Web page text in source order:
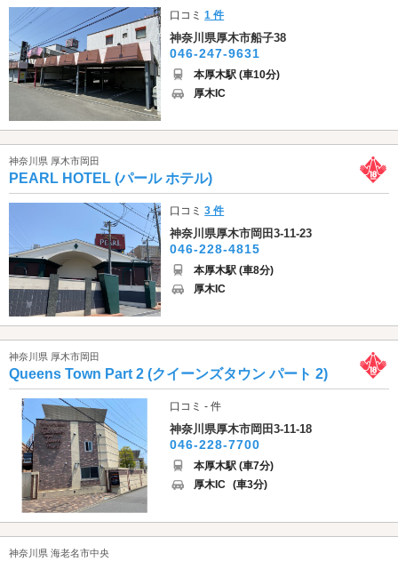
口コミ1 件
神奈川県厚木市船子38
046-247-9631
本厚木駅 (車10分)
厚木IC
神奈川県 厚木市岡田
PEARL HOTEL (パール ホテル)
口コミ3 件
神奈川県厚木市岡田3-11-23
046-228-4815
本厚木駅 (車8分)
厚木IC
神奈川県 厚木市岡田
Queens Town Part 2 (クイーンズタウン パート 2)
口コミ - 件
神奈川県厚木市岡田3-11-18
046-228-7700
本厚木駅 (車7分)
厚木IC (車3分)
神奈川県 海老名市中央